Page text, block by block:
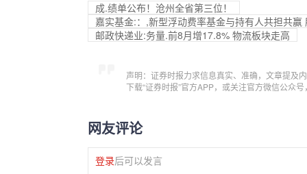
成.绩单公布！沧州全省第三位！
嘉实基金:：,新型浮动费率基金与持有人共担共
邮政快递业:务量.前8月增17.8% 物流板块走高
声明：证券时报力求信息真实、准确，文章提及
下载“证券时报”官方APP，或关注官方微信公众
网友评论
登录后可以发言